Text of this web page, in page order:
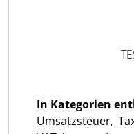
In Kategorien
Umsatzsteuer,